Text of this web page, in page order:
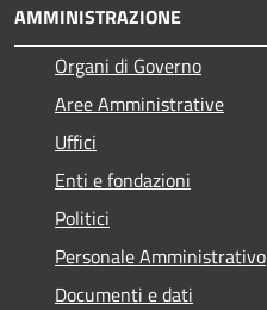
AMMINISTRAZIONE
Organi di Governo
Aree Amministrative
Uffici
Enti e fondazioni
Politici
Personale Amministrativo
Documenti e dati